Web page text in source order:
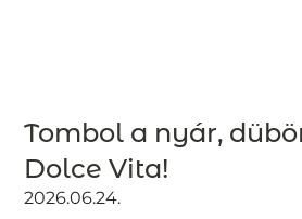
Tombol a nyár,
Dolce Vita!
2026.06.24.